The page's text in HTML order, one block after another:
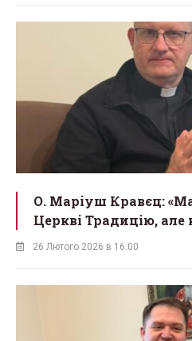
О. Маріуш Кравєц:
Церкві Традицію, але
26 Лютого 2026 в 16:00